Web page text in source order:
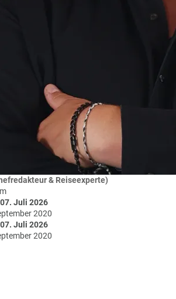
& Reiseexperte)
Juli 2026
2020
Juli 2026
2020